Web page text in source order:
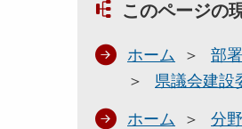
このページの
ホーム 部
県議会建設
ホーム 分